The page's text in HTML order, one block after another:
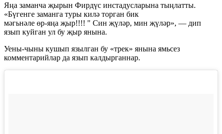
Яңа заманча җырын Фирдүс инстадусларына тыңлатты.
«Бүгенге заманга туры килә торган бик
мәгьнәле өр-яңа җыр!!!! " Син җүләр, мин җүләр», — дип
язып куйган ул бу җыр янына.
Уены-чыны кушып язылган бу «трек» янына ямьсез
комментарийлар да язып калдырганнар.